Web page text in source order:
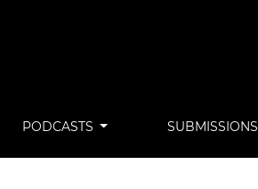
PODCASTS SUBMISSIONS